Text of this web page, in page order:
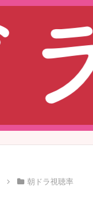
朝ドラ視聴率